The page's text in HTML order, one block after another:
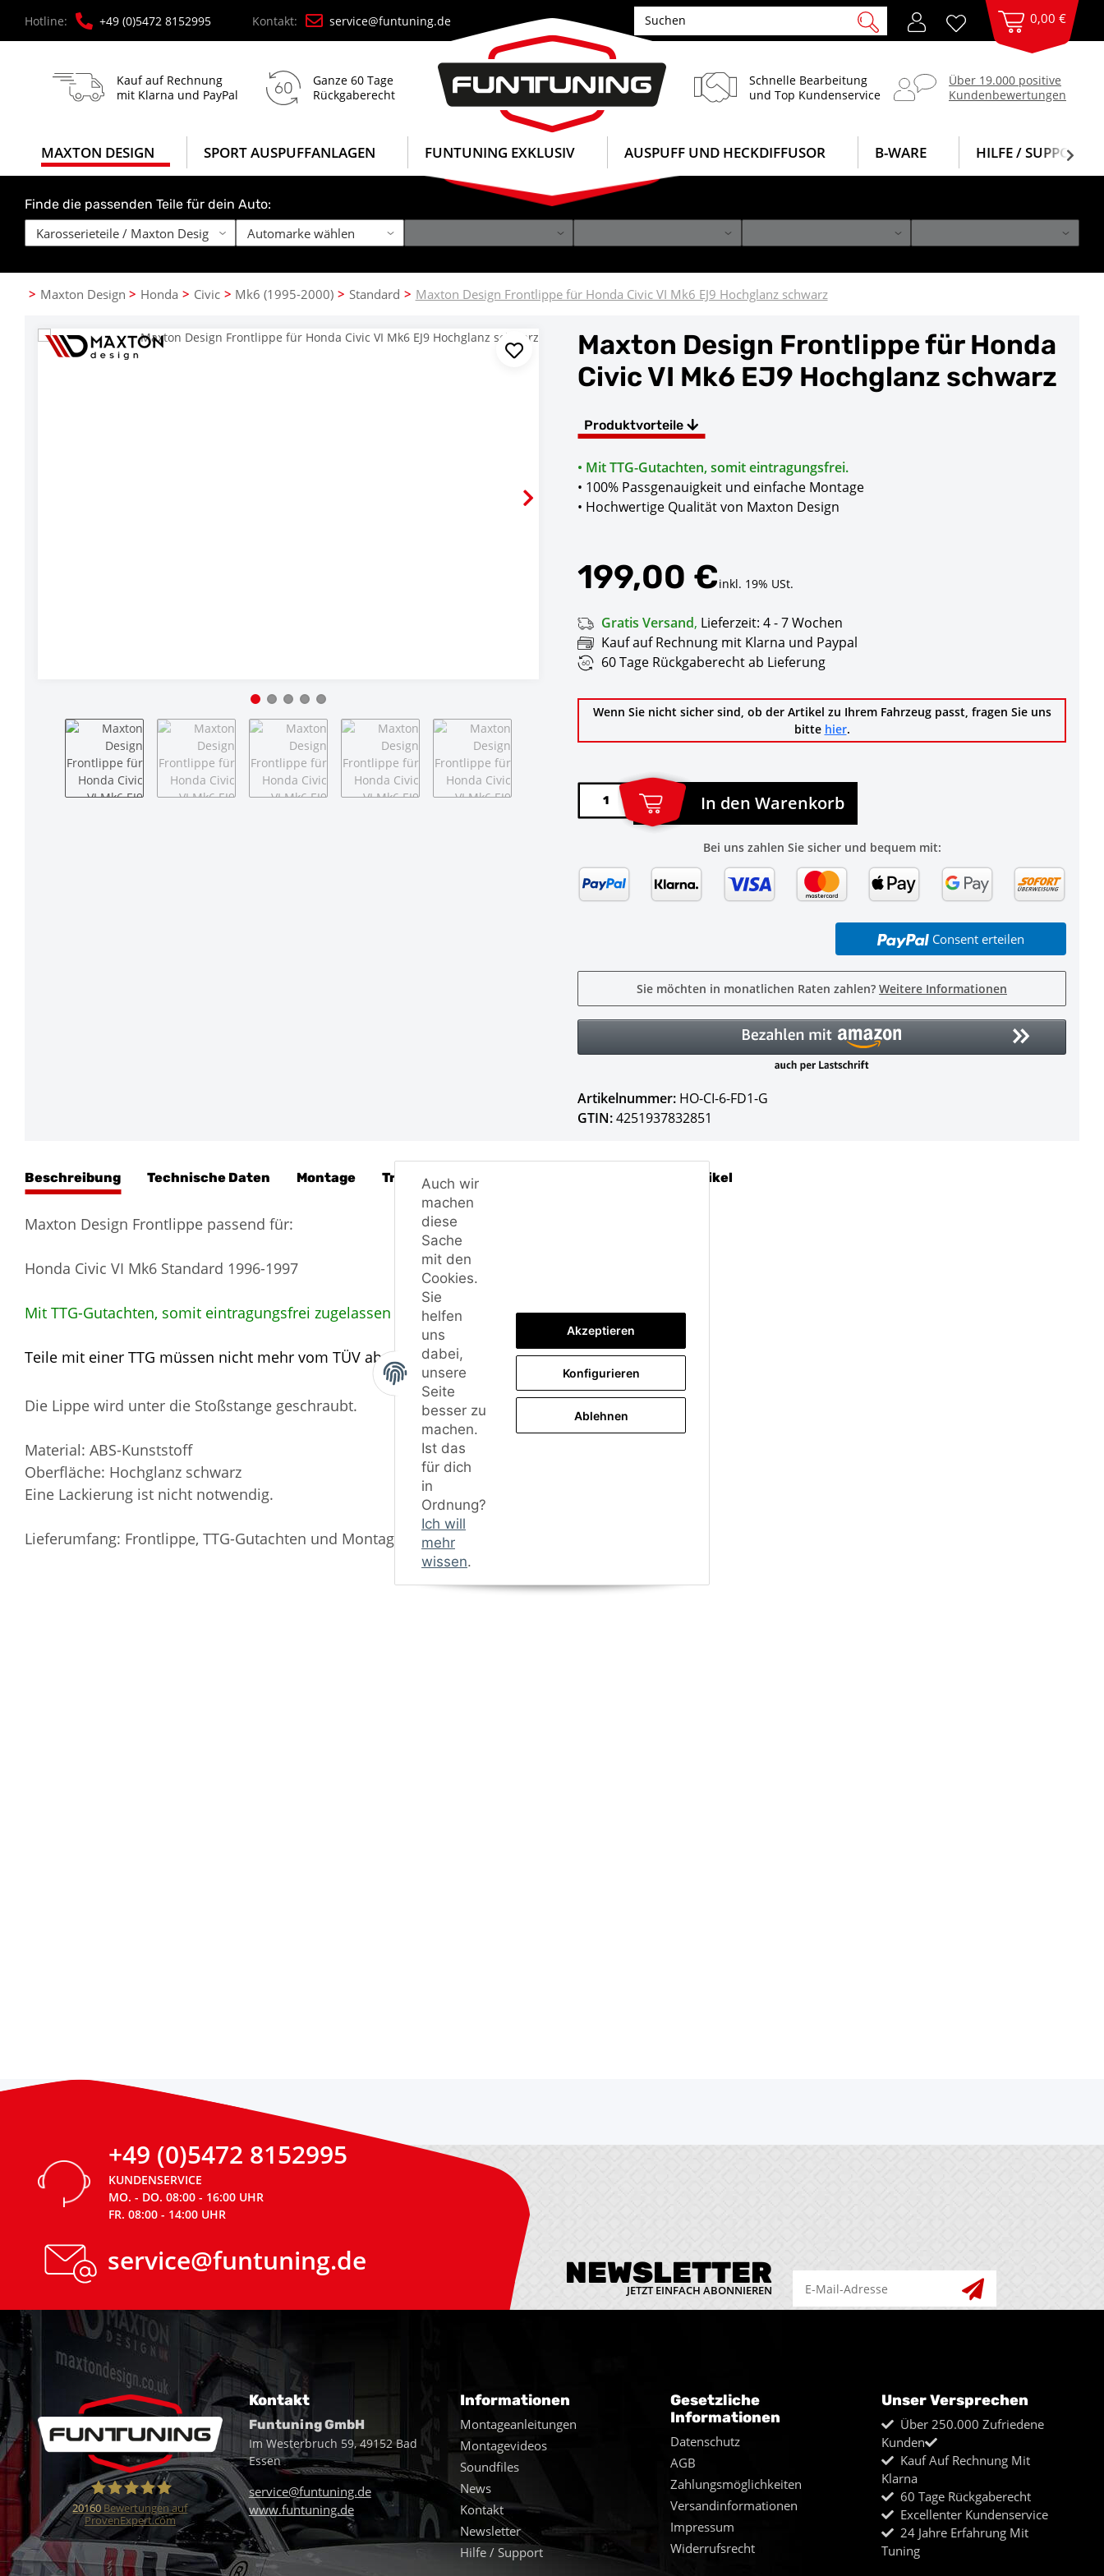
Hotline: +49 (0)5472 8152995 Kontakt: service@funtuning.de 0,00 €
Kauf auf Rechnung
mit Klarna und PayPal
Ganze 60 Tage
Rückgaberecht
Schnelle Bearbeitung
und Top Kundenservice
Über 19.000 positive
Kundenbewertungen
MAXTON DESIGN SPORT AUSPUFFANLAGEN FUNTUNING EXKLUSIV AUSPUFF UND HECKDIFFUSOR B-WARE HILFE / SUPPORT
Finde die passenden Teile für dein Auto:
Maxton Design Honda Civic Mk6 (1995-2000) Standard Maxton Design Frontlippe für Honda Civic VI Mk6 EJ9 Hochglanz schwarz
Maxton Design Frontlippe für Honda
Civic VI Mk6 EJ9 Hochglanz schwarz
Produktvorteile
• Mit TTG-Gutachten, somit eintragungsfrei.
• 100% Passgenauigkeit und einfache Montage
• Hochwertige Qualität von Maxton Design
199,00 €inkl. 19% USt.
Gratis Versand, Lieferzeit: 4 - 7 Wochen
Kauf auf Rechnung mit Klarna und Paypal
60 Tage Rückgaberecht ab Lieferung
Wenn Sie nicht sicher sind, ob der Artikel zu Ihrem Fahrzeug passt, fragen Sie uns
bitte hier.
In den Warenkorb
Bei uns zahlen Sie sicher und bequem mit:
Consent erteilen
Sie möchten in monatlichen Raten zahlen? Weitere Informationen
Artikelnummer: HO-CI-6-FD1-G
GTIN:4251937832851
Beschreibung Technische Daten Montage Trusted Shops - Bewertungen Frage zum Artikel
Maxton Design Frontlippe passend für:
Honda Civic VI Mk6 Standard 1996-1997
Mit TTG-Gutachten, somit eintragungsfrei zugelassen in Deutschland.
Teile mit einer TTG müssen nicht mehr vom TÜV abgenommen werden, genau wie bei der ABE.
Die Lippe wird unter die Stoßstange geschraubt.
Material: ABS-Kunststoff
Oberfläche: Hochglanz schwarz
Eine Lackierung ist nicht notwendig.
Lieferumfang: Frontlippe, TTG-Gutachten und Montagematerial
+49 (0)5472 8152995
KUNDENSERVICE
MO. - DO. 08:00 - 16:00 UHR
FR. 08:00 - 14:00 UHR
service@funtuning.de NEWSLETTER
JETZT EINFACH ABONNIEREN
Funtuning GmbH
20160 Bewertungen auf
ProvenExpert.com
Kontakt
Funtuning GmbH
Im Westerbruch 59, 49152 Bad
Essen
service@funtuning.de
www.funtuning.de
Informationen
Montageanleitungen
Montagevideos
Soundfiles
News
Kontakt
Newsletter
Hilfe / Support
Gesetzliche
Informationen
Datenschutz
AGB
Zahlungsmöglichkeiten
Versandinformationen
Impressum
Widerrufsrecht
Unser Versprechen
Über 250.000 Zufriedene
Kunden
Kauf Auf Rechnung Mit
Klarna
60 Tage Rückgaberecht
Excellenter Kundenservice
24 Jahre Erfahrung Mit
Tuning
Auch wir
machen
diese
Sache
mit den
Cookies.
Sie
helfen
uns
dabei,
unsere
Seite
besser zu
machen.
Ist das
für dich
in
Ordnung?
Ich will
mehr
wissen.
Akzeptieren
Konfigurieren
Ablehnen